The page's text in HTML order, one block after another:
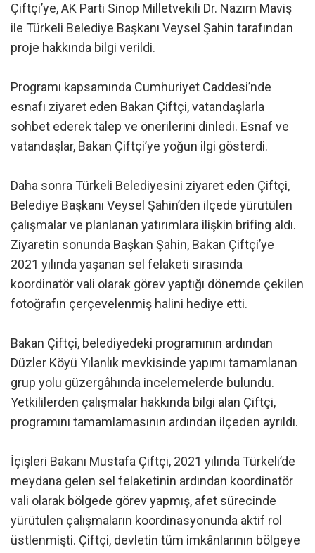
Çiftçi’ye, AK Parti Sinop Milletvekili Dr. Nazım Maviş
ile Türkeli Belediye Başkanı Veysel Şahin tarafından
proje hakkında bilgi verildi.
Programı kapsamında Cumhuriyet Caddesi’nde
esnafı ziyaret eden Bakan Çiftçi, vatandaşlarla
sohbet ederek talep ve önerilerini dinledi. Esnaf ve
vatandaşlar, Bakan Çiftçi’ye yoğun ilgi gösterdi.
Daha sonra Türkeli Belediyesini ziyaret eden Çiftçi,
Belediye Başkanı Veysel Şahin’den ilçede yürütülen
çalışmalar ve planlanan yatırımlara ilişkin brifing aldı.
Ziyaretin sonunda Başkan Şahin, Bakan Çiftçi’ye
2021 yılında yaşanan sel felaketi sırasında
koordinatör vali olarak görev yaptığı dönemde çekilen
fotoğrafın çerçevelenmiş halini hediye etti.
Bakan Çiftçi, belediyedeki programının ardından
Düzler Köyü Yılanlık mevkisinde yapımı tamamlanan
grup yolu güzergâhında incelemelerde bulundu.
Yetkililerden çalışmalar hakkında bilgi alan Çiftçi,
programını tamamlamasının ardından ilçeden ayrıldı.
İçişleri Bakanı Mustafa Çiftçi, 2021 yılında Türkeli’de
meydana gelen sel felaketinin ardından koordinatör
vali olarak bölgede görev yapmış, afet sürecinde
yürütülen çalışmaların koordinasyonunda aktif rol
üstlenmişti. Çiftçi, devletin tüm imkânlarının bölgeye